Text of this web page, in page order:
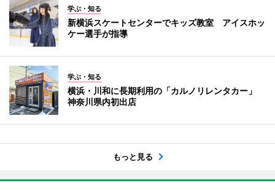
学ぶ・知る
新横浜スケートセンターでキッズ教室 アイスホッ
ケー選手が指導
学ぶ・知る
横浜・川和に長期利用の「カルノリレンタカー」
神奈川県内初出店
もっと見る